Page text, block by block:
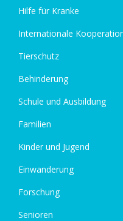
Hilfe für Kranke
Internationale
Tierschutz
Behinderung
Schule und Ausbildung
Familien
Kinder und Jugend
Einwanderung
Forschung
Senioren